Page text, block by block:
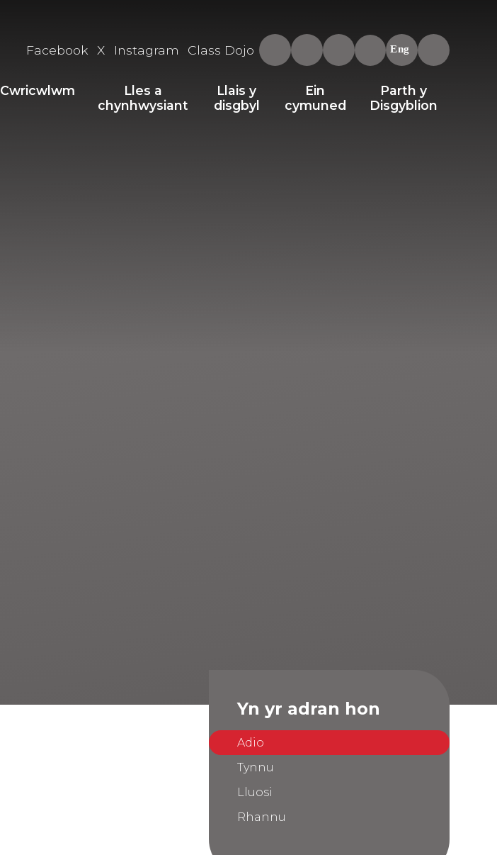
Facebook X Instagram Class Dojo Eng
Cwricwlwm
Lles a
chynhwysiant
Llais y
disgbyl
Ein
cymuned
Parth y
Disgyblion
Yn yr adran hon
Adio
Tynnu
Lluosi
Rhannu